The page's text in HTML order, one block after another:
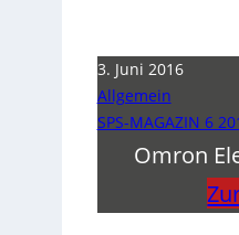
3. Juni 2016
Allgemein
SPS-MAGAZIN 6
Omron